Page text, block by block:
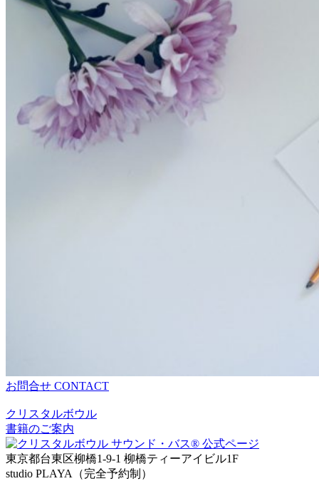
お問合せ CONTACT
クリスタルボウル
書籍のご案内
東京都台東区柳橋1-9-1 柳橋ティーアイビル1F
studio PLAYA（完全予約制）